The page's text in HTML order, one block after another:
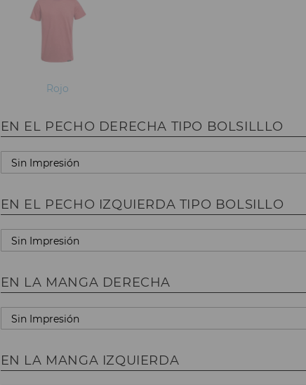
Rojo
EN EL PECHO DERECHA TIPO BOLSILLLO
EN EL PECHO IZQUIERDA TIPO BOLSILLO
EN LA MANGA DERECHA
EN LA MANGA IZQUIERDA